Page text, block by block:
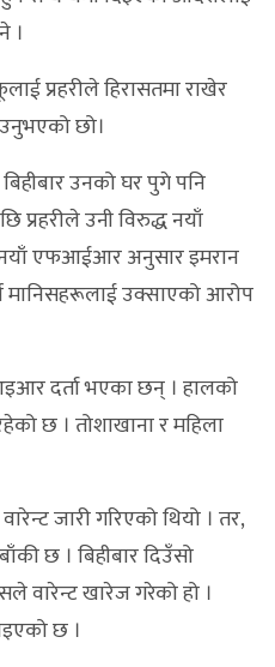
।
प्रहरीले हिरासतमा राखेर
छो।
बिहीबार उनको घर पुगे पनि
प्रहरीले उनी विरुद्ध नयाँ
एफआईआर अनुसार इमरान
मानिसहरूलाई उक्साएको आरोप
दर्ता भएका छन् । हालको
छ । तोशाखाना र महिला
जारी गरिएको थियो । तर,
छ । बिहीबार दिउँसो
वारेन्ट खारेज गरेको हो ।
छ ।